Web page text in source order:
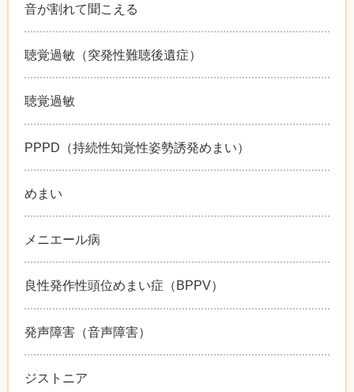
音が割れて聞こえる
聴覚過敏（突発性難聴後遺症）
聴覚過敏
PPPD（持続性知覚性姿勢誘発めまい）
めまい
メニエール病
良性発作性頭位めまい症（BPPV）
発声障害（音声障害）
ジストニア